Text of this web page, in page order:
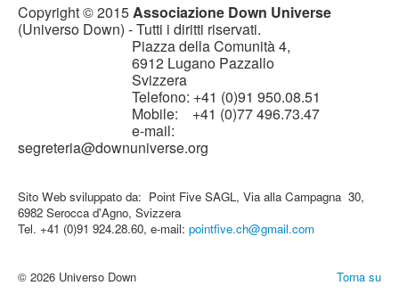
Copyright © 2015 Associazione Down Universe
(Universo Down) - Tutti i diritti riservati.
Piazza della Comunità 4,
6912 Lugano Pazzallo
Svizzera
Telefono: +41 (0)91 950.08.51
Mobile: +41 (0)77 496.73.47
e-mail:
segreteria@downuniverse.org
Sito Web sviluppato da: Point Five SAGL, Via alla Campagna 30,
6982 Serocca d'Agno, Svizzera
Tel. +41 (0)91 924.28.60, e-mail: pointfive.ch@gmail.com
Torna su
© 2026 Universo Down